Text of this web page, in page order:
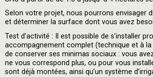
Selon votre projet, nous pourrons envisager
et déterminer la surface dont vous avez
Test d’activité : Il est possible de s’installer
accompagnement complet (technique et à la
de conserver ses minimas sociaux : vous
ne vous correspond plus, ou pour vous
sont déjà montées, ainsi qu’un système